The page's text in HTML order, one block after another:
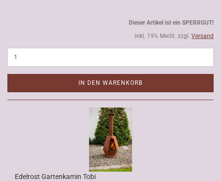
Dieser Artikel ist ein SPERRGUT!
inkl. 19% MwSt. zzgl. Versand
IN DEN WARENKORB
Edelrost Gartenkamin Tobi